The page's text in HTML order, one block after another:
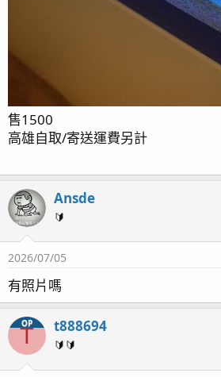
售1500
高雄自取/寄送運費另計
Ansde
🔰
2026/07/05
有照片嗎
OP
T t888694
🔰🔰